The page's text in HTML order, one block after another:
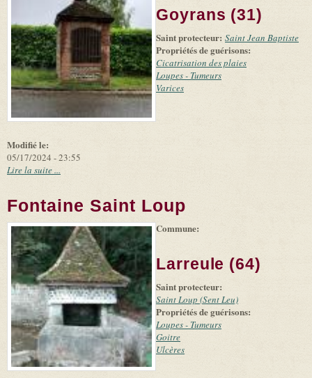
-
external)
Microsoft
and
suppliers
Modifié le:
05/17/2024 - 23:55
Goyrans (31)
Saint protecteur: Saint Jean Baptiste
Propriétés de guérisons:
Cicatrisation des plaies
Loupes - Tumeurs
Varices
Lire la suite ...
Fontaine Saint Loup
-
Leaflet (link is
|
Tiles
(link is
external)
©
Microsoft
and
suppliers
Commune:
Larreule (64)
Saint protecteur:
Saint Loup (Sent Leu)
Propriétés de guérisons:
Loupes - Tumeurs
Goitre
Ulcères